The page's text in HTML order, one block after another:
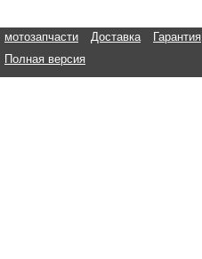
мотозапчасти Доставка Гарантия
Полная версия